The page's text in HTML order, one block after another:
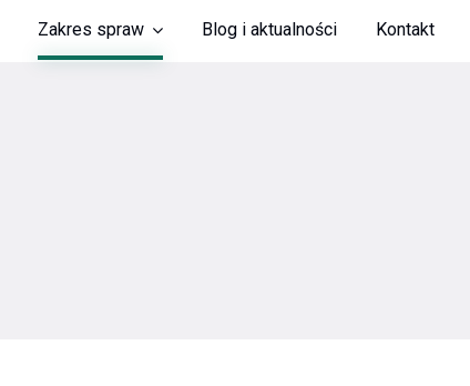
Zakres spraw Blog i aktualności Kontakt